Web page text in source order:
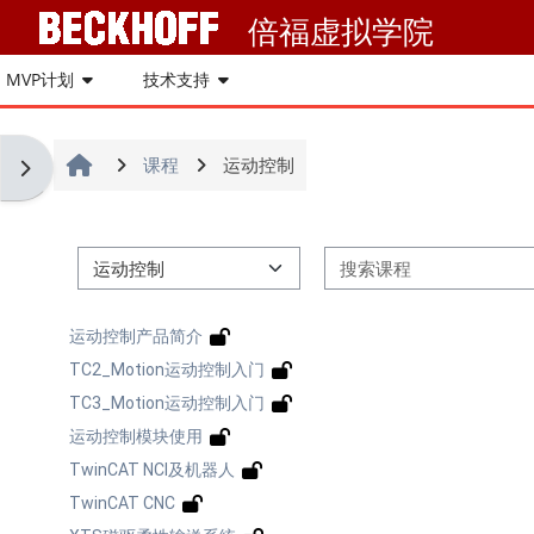
跳到主要内容
倍福虚拟学院
Beckhoff网站
Beckhoff中文网站
PC-Control杂志
Beckhoff在线帮助
ETG中国
Beckhoff USA 培训网站
MVP计划 技术支持
打开块抽屉 课程 运动控制
运动控制产品简介
TC2_Motion运动控制入门
TC3_Motion运动控制入门
运动控制模块使用
TwinCAT NCI及机器人
TwinCAT CNC